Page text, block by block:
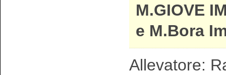
M.GIOVE
e M.Bora
Allevatore: